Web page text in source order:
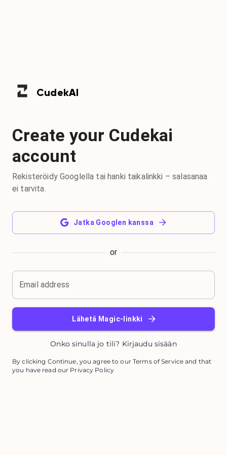
CudekAI
Create your Cudekai
account
Rekisteröidy Googlella tai hanki taikalinkki – salasanaa
ei tarvita.
Jatka Googlen kanssa
or
Email address
Lähetä Magic-linkki
Onko sinulla jo tili? Kirjaudu sisään
By clicking Continue, you agree to our Terms of Service and that
you have read our Privacy Policy